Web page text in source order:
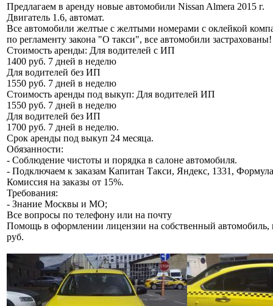
Предлагаем в аренду новые автомобили Nissan Almera 2015 г.
Двигатель 1.6, автомат.
Все автомобили желтые с желтыми номерами с оклейкой
по регламенту закона "О такси", все автомобили застрахованы!
Стоимость аренды: Для водителей с ИП
1400 руб. 7 дней в неделю
Для водителей без ИП
1550 руб. 7 дней в неделю
Стоимость аренды под выкуп: Для водителей ИП
1550 руб. 7 дней в неделю
Для водителей без ИП
1700 руб. 7 дней в неделю.
Срок аренды под выкуп 24 месяца.
Обязанности:
- Соблюдение чистоты и порядка в салоне автомобиля.
- Подключаем к заказам Капитан Такси, Яндекс, 1331,
Комиссия на заказы от 15%.
Требования:
- Знание Москвы и МО;
Все вопросы по телефону или на почту
Помощь в оформлении лицензии на собственный автомобиль,
руб.